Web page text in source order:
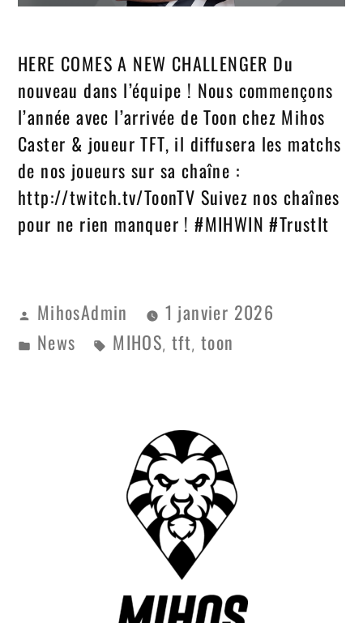
HERE COMES A NEW CHALLENGER Du
nouveau dans l’équipe ! Nous commençons
l’année avec l’arrivée de Toon chez Mihos
Caster & joueur TFT, il diffusera les matchs
de nos joueurs sur sa chaîne :
http://twitch.tv/ToonTV Suivez nos chaînes
pour ne rien manquer ! #MIHWIN #TrustIt
MihosAdmin
1 janvier 2026
News
MIHOS,tft,toon